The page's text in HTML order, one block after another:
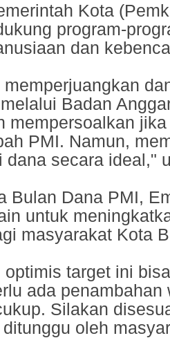
Kota
program-
dan
Badan
mempersoalkan
PMI. Namun,
dana secara ideal,"
Bulan Dana PMI,
untuk
masyarakat Kota
target ini
ada penambahan
Silakan
oleh